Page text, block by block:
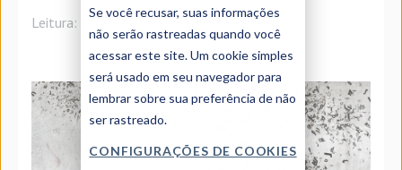
Se você recusar, suas informações
não serão rastreadas quando você
acessar este site. Um cookie simples
será usado em seu navegador para
lembrar sobre sua preferência de não
ser rastreado.
CONFIGURAÇÕES DE COOKIES
Leitura: 3 minutos